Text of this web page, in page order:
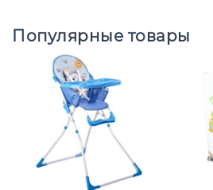
Популярные товары